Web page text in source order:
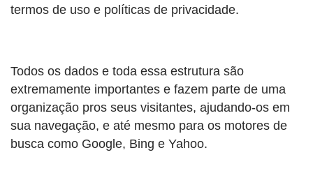
termos de uso e políticas de privacidade.
Todos os dados e toda essa estrutura são
extremamente importantes e fazem parte de uma
organização pros seus visitantes, ajudando-os em
sua navegação, e até mesmo para os motores de
busca como Google, Bing e Yahoo.